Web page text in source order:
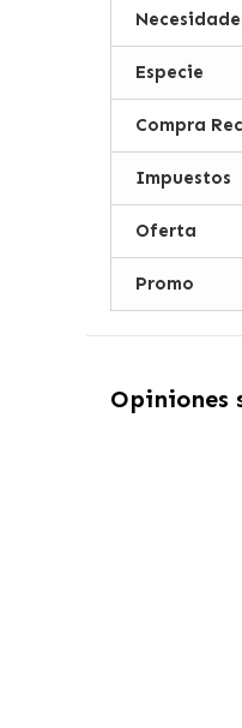
Especie
Compra
Impuestos
Oferta
Promo
Opiniones